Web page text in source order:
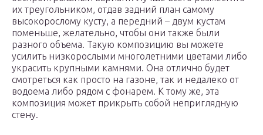
их треугольником, отдав задний план самому
высокорослому кусту, а передний – двум кустам
поменьше, желательно, чтобы они также были
разного объема. Такую композицию вы можете
усилить низкорослыми многолетними цветами либо
украсить крупными камнями. Она отлично будет
смотреться как просто на газоне, так и недалеко от
водоема либо рядом с фонарем. К тому же, эта
композиция может прикрыть собой неприглядную
стену.